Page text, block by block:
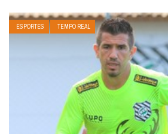
ESPORTES TEMPO REAL